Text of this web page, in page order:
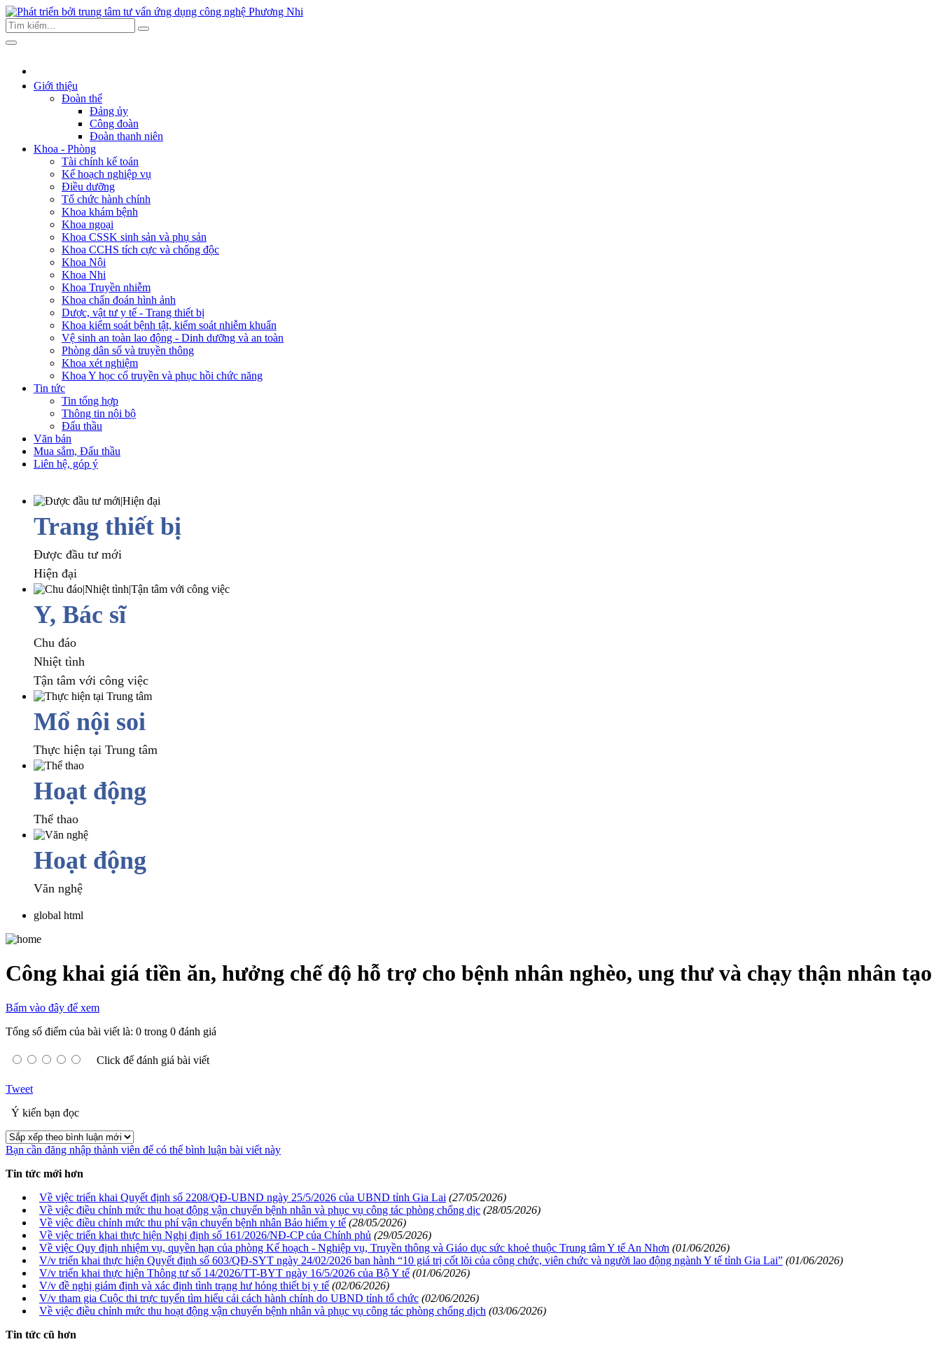
Giới thiệu
Đoàn thể
Đảng ủy
Công đoàn
Đoàn thanh niên
Khoa - Phòng
Tài chính kế toán
Kế hoạch nghiệp vụ
Điều dưỡng
Tổ chức hành chính
Khoa khám bệnh
Khoa ngoại
Khoa CSSK sinh sản và phụ sản
Khoa CCHS tích cực và chống độc
Khoa Nội
Khoa Nhi
Khoa Truyền nhiễm
Khoa chẩn đoán hình ảnh
Dược, vật tư y tế - Trang thiết bị
Khoa kiểm soát bệnh tật, kiểm soát nhiễm khuẩn
Vệ sinh an toàn lao động - Dinh dưỡng và an toàn
Phòng dân số và truyền thông
Khoa xét nghiệm
Khoa Y học cổ truyền và phục hồi chức năng
Tin tức
Tin tổng hợp
Thông tin nội bộ
Đấu thầu
Văn bản
Mua sắm, Đấu thầu
Liên hệ, góp ý
Trang thiết bị
Được đầu tư mới
Hiện đại
Y, Bác sĩ
Chu đáo
Nhiệt tình
Tận tâm với công việc
Mổ nội soi
Thực hiện tại Trung tâm
Hoạt động
Thể thao
Hoạt động
Văn nghệ
global html
Công khai giá tiền ăn, hưởng chế độ hỗ trợ cho bệnh nhân nghèo, ung thư và chạy thận nhân tạo
Bấm vào đây để xem
Tổng số điểm của bài viết là: 0 trong 0 đánh giá
Click để đánh giá bài viết
Tweet
Ý kiến bạn đọc
Bạn cần đăng nhập thành viên để có thể bình luận bài viết này
Tin tức mới hơn
Về việc triển khai Quyết định số 2208/QĐ-UBND ngày 25/5/2026 của UBND tỉnh Gia Lai (27/05/2026)
Về việc điều chỉnh mức thu hoạt động vận chuyển bệnh nhân và phục vụ công tác phòng chống dịc (28/05/2026)
Về việc điều chỉnh mức thu phí vận chuyển bệnh nhân Bảo hiểm y tế (28/05/2026)
Về việc triển khai thực hiện Nghị định số 161/2026/NĐ-CP của Chính phủ (29/05/2026)
Về việc Quy định nhiệm vụ, quyền hạn của phòng Kế hoạch - Nghiệp vụ, Truyền thông và Giáo dục sức khoẻ thuộc Trung tâm Y tế An Nhơn (01/06/2026)
V/v triển khai thực hiện Quyết định số 603/QĐ-SYT ngày 24/02/2026 ban hành “10 giá trị cốt lõi của công chức, viên chức và người lao động ngành Y tế tỉnh Gia Lai” (01/06/2026)
V/v triển khai thực hiện Thông tư số 14/2026/TT-BYT ngày 16/5/2026 của Bộ Y tế (01/06/2026)
V/v đề nghị giám định và xác định tình trạng hư hỏng thiết bị y tế (02/06/2026)
V/v tham gia Cuộc thi trực tuyến tìm hiểu cải cách hành chính do UBND tỉnh tổ chức (02/06/2026)
Về việc điều chỉnh mức thu hoạt động vận chuyển bệnh nhân và phục vụ công tác phòng chống dịch (03/06/2026)
Tin tức cũ hơn